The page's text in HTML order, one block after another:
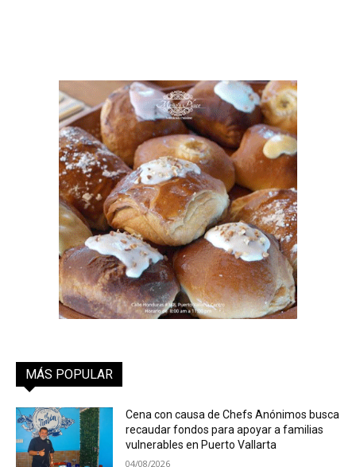
MÁS POPULAR
Cena con causa de Chefs Anónimos busca
recaudar fondos para apoyar a familias
vulnerables en Puerto Vallarta
04/08/2026